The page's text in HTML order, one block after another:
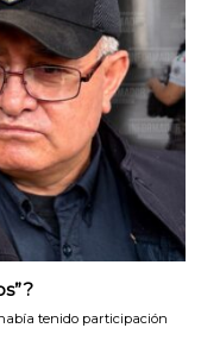
tenido participación